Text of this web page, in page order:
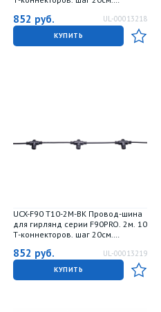
TM Uniel
852 руб. UL-00013218
КУПИТЬ
UCX-F90 T10-2M-BK Провод-шина
для гирлянд серии F90PRO. 2м. 10
Т-коннекторов. шаг 20см.
TM Uniel
852 руб. UL-00013219
КУПИТЬ